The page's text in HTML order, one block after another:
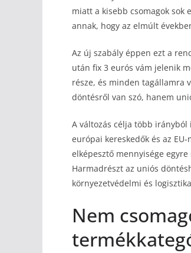
miatt a kisebb csomagok sok
annak, hogy az elmúlt
Az új szabály éppen ezt a
után fix 3 eurós vám jelenik
része, és minden tagállamra
döntésről van szó, hanem
A változás célja több irányból
európai kereskedők és az
elképesztő mennyisége
Harmadrészt az uniós
környezetvédelmi és
Nem